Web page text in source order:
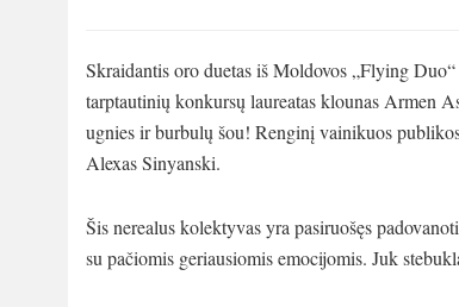
Skraidantis oro duetas iš Moldovos „Flying
tarptautinių konkursų laureatas klounas Armen
ugnies ir burbulų šou! Renginį vainikuos
Alexas Sinyanski.
Šis nerealus kolektyvas yra pasiruošęs
su pačiomis geriausiomis emocijomis. Juk